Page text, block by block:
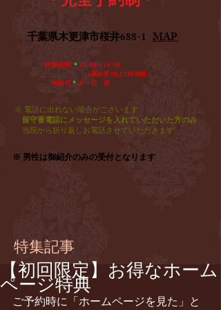
​千葉県木更津市桜井688-1 MAP
診療時間 ＊ 10:00～16:00
​ （最終受付は1時間前）
休診日 ＊ 水・日・祝​
※ 電話に出れない場合がございます
留守番電話にメッセージを入れていただいた方のみ
当院から折り返しお電話させていただきます
※ 男性は御紹介のみの受付となります
特集記事
【初回限定】お得なホーム
ページ特典
ご予約時に「ホームページを見た」と